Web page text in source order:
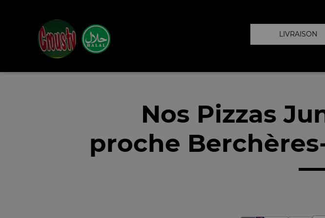
LIVRAISON
Nos Pizzas
proche